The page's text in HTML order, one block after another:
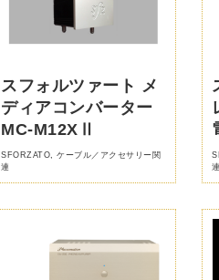
スフォルツァート メ
ディアコンバーター
MC-M12XⅡ
SFORZATO, ケーブル／アクセサリー関
連
連